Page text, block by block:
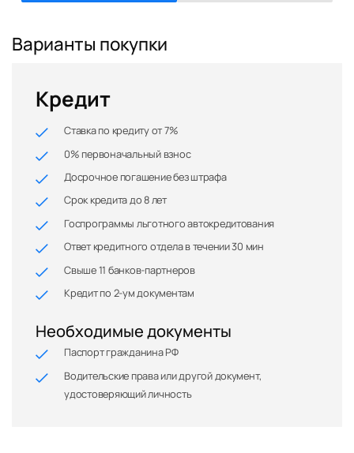
Варианты покупки
Кредит
Ставка по кредиту от 7%
0% первоначальный взнос
Досрочное погашение без штрафа
Срок кредита до 8 лет
Госпрограммы льготного автокредитования
Ответ кредитного отдела в течении 30 мин
Свыше 11 банков-партнеров
Кредит по 2-ум документам
Необходимые документы
Паспорт гражданина РФ
Водительские права или другой документ,
удостоверяющий личность